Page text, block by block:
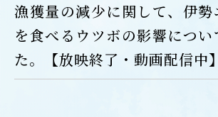
卒業生の方へ
漁獲量の減少に関して、伊勢
を食べるウツボの影響につ
た。【放映終了・動画配信中】